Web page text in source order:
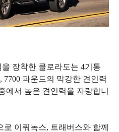
장착한 콜로라도는 4기통
파운드의 막강한 견인력
에서 높은 견인력을 자랑합니
이쿼녹스, 트래버스와 함께